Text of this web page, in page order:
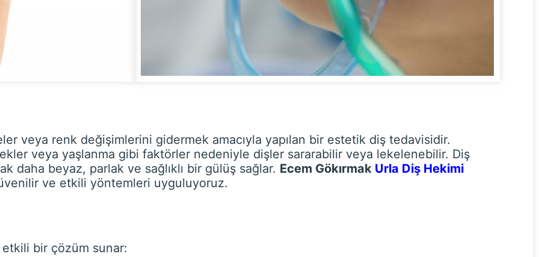
veya renk değişimlerini gidermek amacıyla yapılan bir estetik diş tedavisidir.
veya yaşlanma gibi faktörler nedeniyle dişler sararabilir veya lekelenebilir. Diş
daha beyaz, parlak ve sağlıklı bir gülüş sağlar. Ecem Gökırmak Urla Diş Hekimi
ve etkili yöntemleri uyguluyoruz.
bir çözüm sunar: